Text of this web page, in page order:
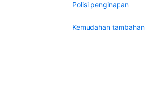
Polisi penginapan
Kemudahan tambahan